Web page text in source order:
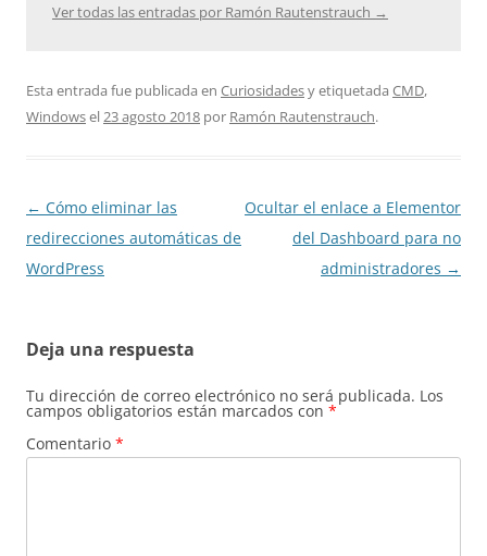
Ver todas las entradas por Ramón Rautenstrauch →
Esta entrada fue publicada en Curiosidadesy etiquetada CMD,
Windowsel23 agosto 2018 por Ramón Rautenstrauch.
Navegación
de
entradas
← Cómo eliminar las
redirecciones automáticas de
WordPress
Ocultar el enlace a Elementor
del Dashboard para no
administradores →
Deja una respuesta
Tu dirección de correo electrónico no será publicada. Los
campos obligatorios están marcados con *
Comentario *